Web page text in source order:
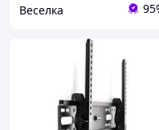
Веселка